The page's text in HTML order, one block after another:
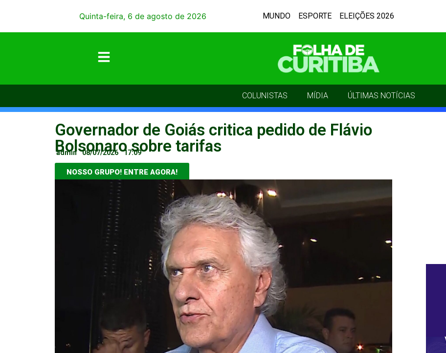
Quinta-feira, 6 de agosto de 2026 MUNDO ESPORTE ELEIÇÕES 2026
COLUNISTAS MÍDIA ÚLTIMAS NOTÍCIAS
Governador de Goiás critica pedido de Flávio
Bolsonaro sobre tarifas
admin 08/07/2026 17:09
NOSSO GRUPO! ENTRE AGORA!